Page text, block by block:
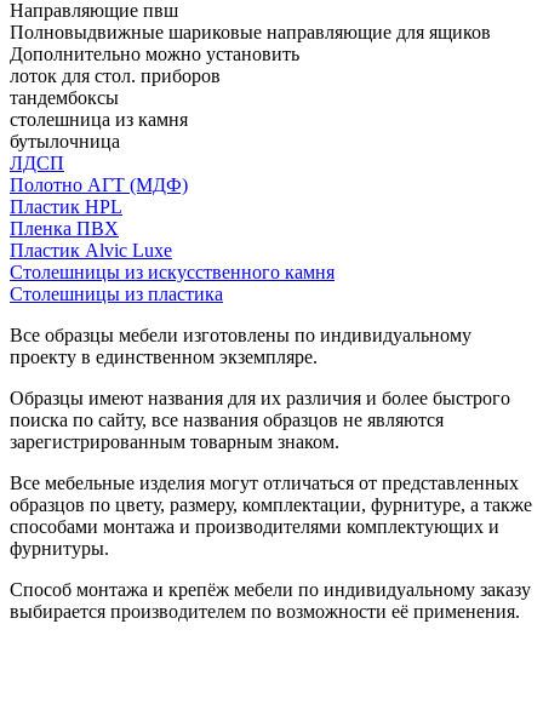
Направляющие пвш
Полновыдвижные шариковые направляющие для ящиков
Дополнительно можно установить
лоток для стол. приборов
тандембоксы
столешница из камня
бутылочница
ЛДСП
Полотно АГТ (МДФ)
Пластик HPL
Пленка ПВХ
Пластик Alvic Luxe
Столешницы из искусственного камня
Столешницы из пластика
Все образцы мебели изготовлены по индивидуальному
проекту в единственном экземпляре.
Образцы имеют названия для их различия и более быстрого
поиска по сайту, все названия образцов не являются
зарегистрированным товарным знаком.
Все мебельные изделия могут отличаться от представленных
образцов по цвету, размеру, комплектации, фурнитуре, а также
способами монтажа и производителями комплектующих и
фурнитуры.
Способ монтажа и крепёж мебели по индивидуальному заказу
выбирается производителем по возможности её применения.